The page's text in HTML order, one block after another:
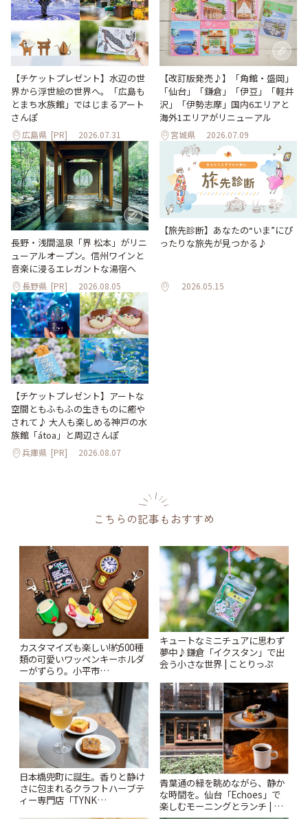
【チケットプレゼント】水辺の世
界から浮世絵の世界へ。「広島も
とまち水族館」ではじまるアート
さんぽ
広島県 [PR] 2026.07.31
【改訂版発売♪】「角館・盛岡」
「仙台」「鎌倉」「伊豆」「軽井
沢」「伊勢志摩」国内6エリアと
海外1エリアがリニューアル
宮城県 2026.07.09
長野・浅間温泉「界 松本」がリニ
ューアルオープン。信州ワインと
音楽に浸るエレガントな湯宿へ
長野県 [PR] 2026.08.05
【旅先診断】あなたの“いま”にぴ
ったりな旅先が見つかる♪
2026.05.15
【チケットプレゼント】アートな
空間ともふもふの生きものに癒や
されて♪ 大人も楽しめる神戸の水
族館「átoa」と周辺さんぽ
兵庫県 [PR] 2026.08.07
こちらの記事もおすすめ
カスタマイズも楽しい!約500種
類の可愛いワッペンキーホルダ
ーがずらり。小平市
「Kimamaya T&K」 | ことりっ
ぷ
キュートなミニチュアに思わず
夢中♪鎌倉「イクスタン」で出
会う小さな世界 | ことりっぷ
日本橋兜町に誕生。香りと静け
さに包まれるクラフトハーブテ
ィー専門店「TYNK
青葉通の緑を眺めながら、静か
な時間を。仙台「Echoes」で
楽しむモーニングとランチ | こ